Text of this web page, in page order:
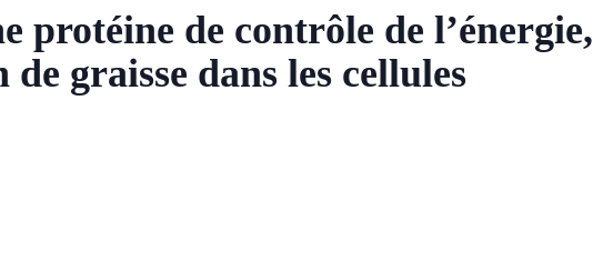
protéine de contrôle de l’énergie,
graisse dans les cellules